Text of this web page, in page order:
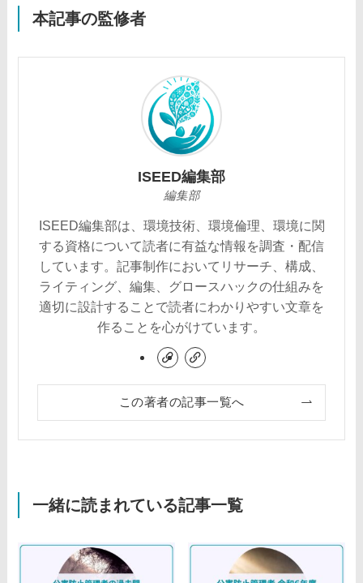
本記事の監修者
ISEED編集部
編集部
ISEED編集部は、環境技術、環境倫理、環境に関
する資格について読者に有益な情報を調査・配信
しています。記事制作においてリサーチ、構成、
ライティング、編集、グロースハックの仕組みを
適切に設計することで読者にわかりやすい文章を
作ることを心がけています。
この著者の記事一覧へ
一緒に読まれている記事一覧